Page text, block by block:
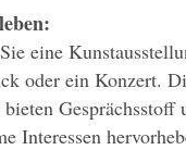
eine
oder ein Konzert.
Gesprächsstoff
Interessen